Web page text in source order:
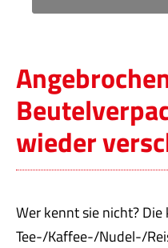
wieder
Wer kennt sie nicht?
Tee-/Kaffee-/Nudel-/